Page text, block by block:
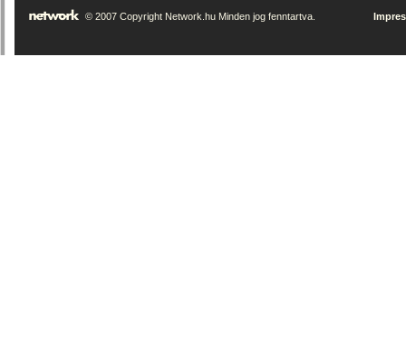
© 2007 Copyright Network.hu Minden jog fenntartva.